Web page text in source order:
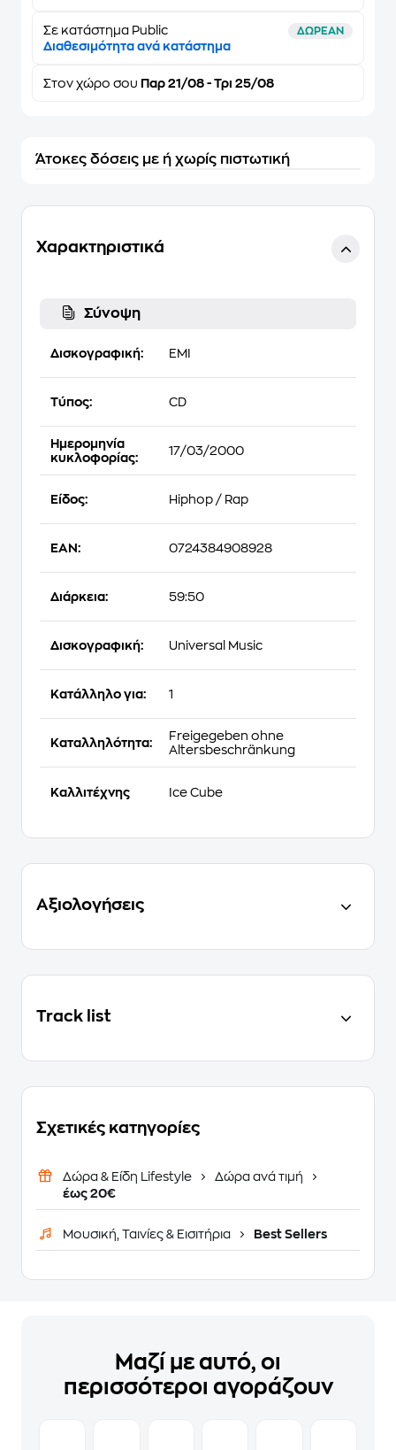
Σε κατάστημα Public ΔΩΡΕΑΝ
Διαθεσιμότητα ανά κατάστημα
Στον χώρο σου Παρ 21/08 - Τρι 25/08
Άτοκες δόσεις με ή χωρίς πιστωτική
Χαρακτηριστικά
Σύνοψη
Δισκογραφική: EMI
Τύπος: CD
Ημερομηνία
κυκλοφορίας:
17/03/2000
Είδος: Hiphop / Rap
EAN: 0724384908928
Διάρκεια: 59:50
Δισκογραφική: Universal Music
Κατάλληλο για: 1
Καταλληλότητα:
Freigegeben ohne
Altersbeschränkung
Καλλιτέχνης Ice Cube
Αξιολογήσεις
Track list
Σχετικές κατηγορίες
Δώρα & Είδη Lifestyle
Δώρα ανά τιμή
έως 20€
Μουσική, Ταινίες & Εισιτήρια Best Sellers
Μαζί με αυτό, οι
περισσότεροι αγοράζουν